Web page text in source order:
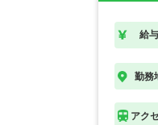
給与
勤務
アク